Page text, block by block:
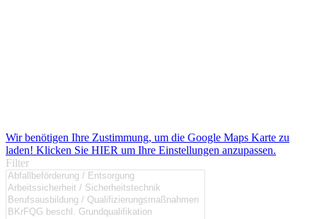
Wir benötigen Ihre Zustimmung, um die Google Maps Karte zu
laden! Klicken Sie HIER um Ihre Einstellungen anzupassen.
Filter